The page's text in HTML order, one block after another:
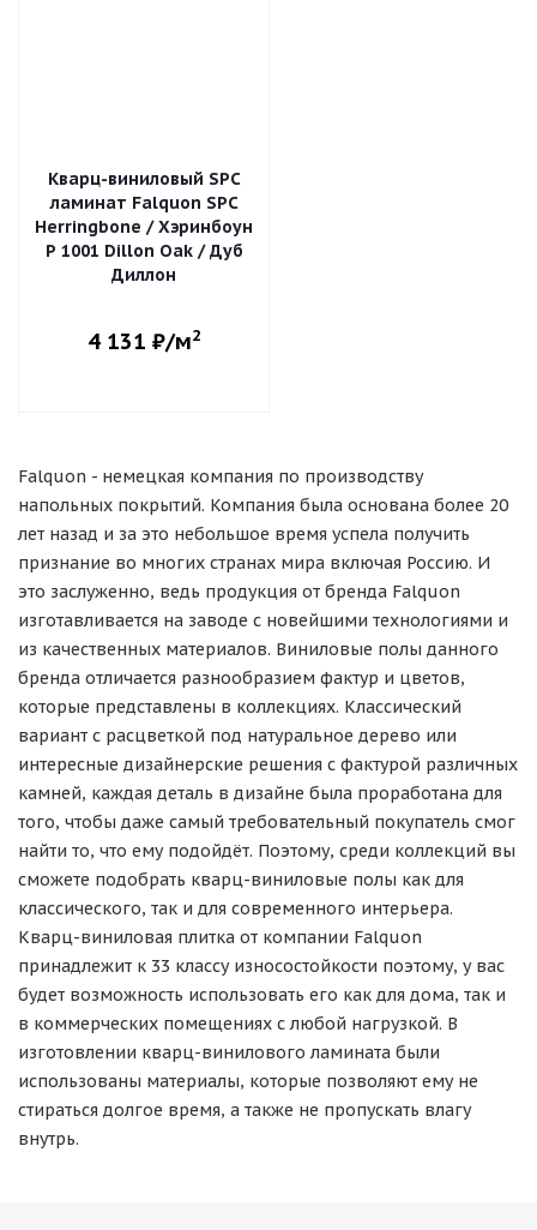
Кварц-виниловый SPC
ламинат Falquon SPC
Herringbone / Хэринбоун
P 1001 Dillon Oak / Дуб
Диллон
4 131 ₽/м2
Falquon - немецкая компания по производству
напольных покрытий. Компания была основана более 20
лет назад и за это небольшое время успела получить
признание во многих странах мира включая Россию. И
это заслуженно, ведь продукция от бренда Falquon
изготавливается на заводе с новейшими технологиями и
из качественных материалов. Виниловые полы данного
бренда отличается разнообразием фактур и цветов,
которые представлены в коллекциях. Классический
вариант с расцветкой под натуральное дерево или
интересные дизайнерские решения с фактурой различных
камней, каждая деталь в дизайне была проработана для
того, чтобы даже самый требовательный покупатель смог
найти то, что ему подойдёт. Поэтому, среди коллекций вы
сможете подобрать кварц-виниловые полы как для
классического, так и для современного интерьера.
Кварц-виниловая плитка от компании Falquon
принадлежит к 33 классу износостойкости поэтому, у вас
будет возможность использовать его как для дома, так и
в коммерческих помещениях c любой нагрузкой. В
изготовлении кварц-винилового ламината были
использованы материалы, которые позволяют ему не
стираться долгое время, а также не пропускать влагу
внутрь.